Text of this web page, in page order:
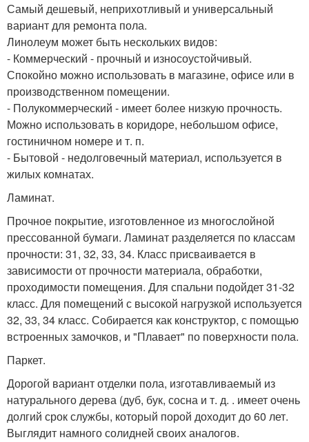
Самый дешевый, неприхотливый и универсальный
вариант для ремонта пола.
Линолеум может быть нескольких видов:
- Коммерческий - прочный и износоустойчивый.
Спокойно можно использовать в магазине, офисе или в
производственном помещении.
- Полукоммерческий - имеет более низкую прочность.
Можно использовать в коридоре, небольшом офисе,
гостиничном номере и т. п.
- Бытовой - недолговечный материал, используется в
жилых комнатах.
Ламинат.
Прочное покрытие, изготовленное из многослойной
прессованной бумаги. Ламинат разделяется по классам
прочности: 31, 32, 33, 34. Класс присваивается в
зависимости от прочности материала, обработки,
проходимости помещения. Для спальни подойдет 31-32
класс. Для помещений с высокой нагрузкой используется
32, 33, 34 класс. Собирается как конструктор, с помощью
встроенных замочков, и "Плавает" по поверхности пола.
Паркет.
Дорогой вариант отделки пола, изготавливаемый из
натурального дерева (дуб, бук, сосна и т. д. . имеет очень
долгий срок службы, который порой доходит до 60 лет.
Выглядит намного солидней своих аналогов.